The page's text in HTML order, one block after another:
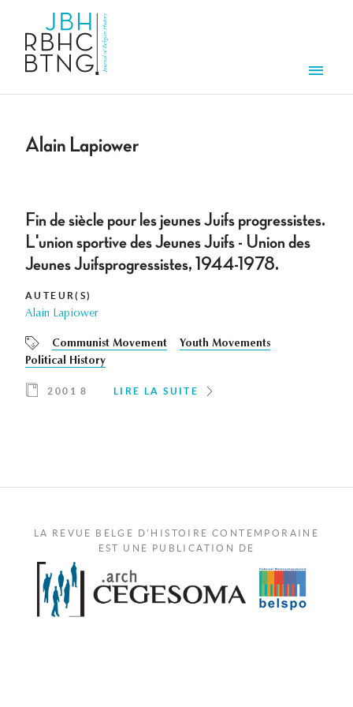
Alain Lapiower
Fin de siècle pour les jeunes Juifs progressistes.
L'union sportive des Jeunes Juifs - Union des
Jeunes Juifsprogressistes, 1944-1978.
AUTEUR(S)
Alain Lapiower
Communist Movement
Youth Movements
Political History
2001 8 LIRE LA SUITE
LA REVUE BELGE D'HISTOIRE CONTEMPORAINE
EST UNE PUBLICATION DE